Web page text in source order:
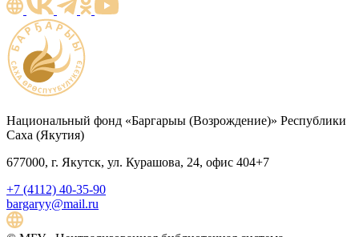
Национальный фонд «Баргарыы (Возрождение)» Республики
Саха (Якутия)
677000, г. Якутск, ул. Курашова, 24, офис 404+7
+7 (4112) 40-35-90
bargaryy@mail.ru